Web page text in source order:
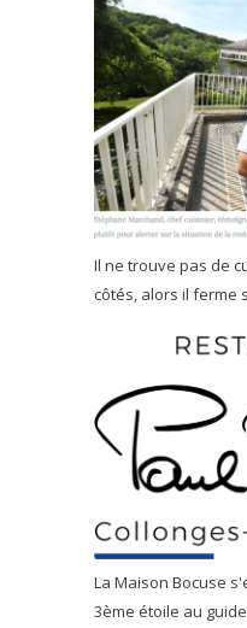
Il ne trouve pas de
côtés, alors il ferme
La Maison Bocuse
3ème étoile au